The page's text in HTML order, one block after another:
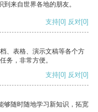
来自世界各地的朋友。
支持[0] 反对[0]
、表格、演示文稿等各个方
务，非常方便。
支持[0] 反对[0]
够随时随地学习新知识，拓宽